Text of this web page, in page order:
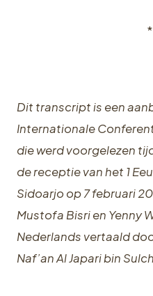
Dit transcript is een
Internationale
die werd voorgelezen
de receptie van het 1
Sidoarjo op 7 februari
Mustofa Bisri en Yenny
Nederlands vertaald
Naf’an Al Japari bin